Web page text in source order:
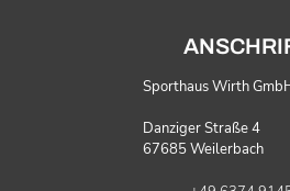
Sporthaus Wirth
Danziger Straße 4
67685 Weilerbach